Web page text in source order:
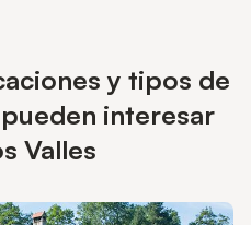
y tipos de
interesar
Valles